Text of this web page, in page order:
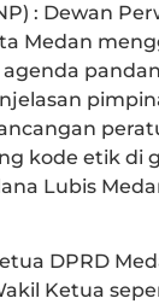
: Dewan
Medan
kode etik di
Lubis
DPRD
Ketua